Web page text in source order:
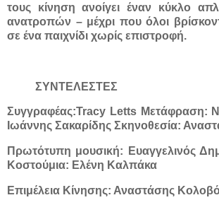
τους κίνηση ανοίγει έναν κύκλο
ανατροπών – μέχρι που όλοι
σε ένα παιχνίδι χωρίς επιστροφή.
ΣΥΝΤΕΛΕΣΤΕΣ
Συγγραφέας:Tracy Letts Μετάφραση:
Ιωάννης Σακαρίδης Σκηνοθεσία:
Πρωτότυπη μουσική: Ευαγγελινός
Κοστούμια: Ελένη Καλπάκα
Επιμέλεια Κίνησης: Αναστάσης